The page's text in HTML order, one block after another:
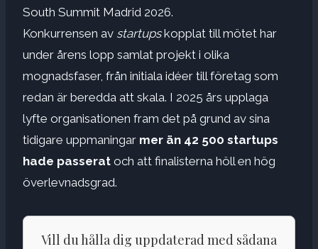
South Summit Madrid 2026.
Konkurrensen av startupskopplat till mötet har
under årens lopp samlat projekt i olika
mognadsfaser, från initiala idéer till företag som
redan är beredda att skala. I 2025 års upplaga
lyfte organisationen fram det på grund av sina
tidigare uppmaningar mer än 42 500 startups
hade passerat och att finalisterna höll en hög
överlevnadsgrad.
Vill du hålla dig uppdaterad med sådana